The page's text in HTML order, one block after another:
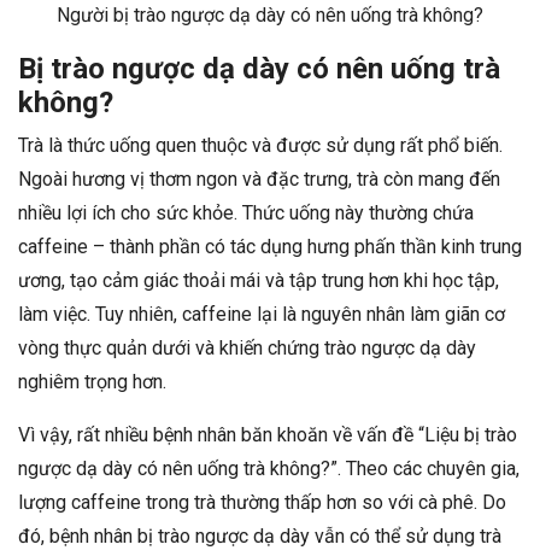
Người bị trào ngược dạ dày có nên uống trà không?
Bị trào ngược dạ dày có nên uống trà
không?
Trà là thức uống quen thuộc và được sử dụng rất phổ biến.
Ngoài hương vị thơm ngon và đặc trưng, trà còn mang đến
nhiều lợi ích cho sức khỏe. Thức uống này thường chứa
caffeine – thành phần có tác dụng hưng phấn thần kinh trung
ương, tạo cảm giác thoải mái và tập trung hơn khi học tập,
làm việc. Tuy nhiên, caffeine lại là nguyên nhân làm giãn cơ
vòng thực quản dưới và khiến chứng trào ngược dạ dày
nghiêm trọng hơn.
Vì vậy, rất nhiều bệnh nhân băn khoăn về vấn đề “Liệu bị trào
ngược dạ dày có nên uống trà không?”. Theo các chuyên gia,
lượng caffeine trong trà thường thấp hơn so với cà phê. Do
đó, bệnh nhân bị trào ngược dạ dày vẫn có thể sử dụng trà